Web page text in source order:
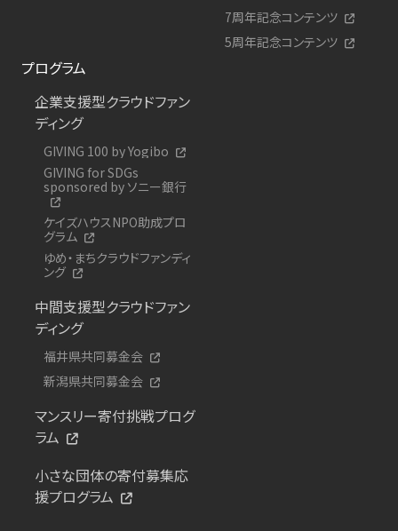
7周年記念コンテンツ
5周年記念コンテンツ
プログラム
企業支援型クラウドファン
ディング
GIVING 100 by Yogibo
GIVING for SDGs
sponsored by ソニー銀行
ケイズハウスNPO助成プロ
グラム
ゆめ・まちクラウドファンディ
ング
中間支援型クラウドファン
ディング
福井県共同募金会
新潟県共同募金会
マンスリー寄付挑戦プログ
ラム
小さな団体の寄付募集応
援プログラム